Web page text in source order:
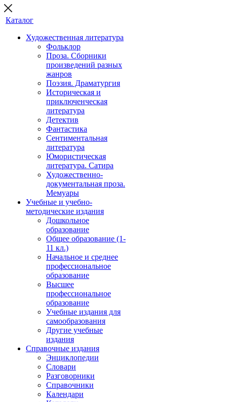
Каталог
Художественная литература
Фольклор
Проза. Сборники
произведений разных
жанров
Поэзия. Драматургия
Историческая и
приключенческая
литература
Детектив
Фантастика
Сентиментальная
литература
Юмористическая
литература. Сатира
Художественно-
документальная проза.
Мемуары
Учебные и учебно-
методические издания
Дошкольное
образование
Общее образование (1-
11 кл.)
Начальное и среднее
профессиональное
образование
Высшее
профессиональное
образование
Учебные издания для
самообразования
Другие учебные
издания
Справочные издания
Энциклопедии
Словари
Разговорники
Справочники
Календари